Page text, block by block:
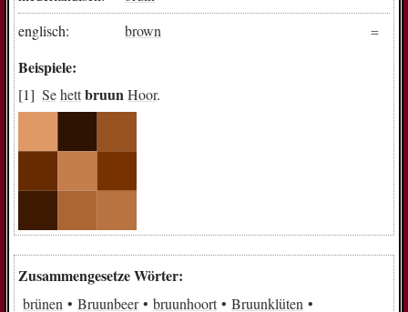
englisch:
brown
Beispiele:
SehettbruunHoor.
Zusammengesetze Wörter:
brünen Bruunbeer bruunhoort Bruunklüten